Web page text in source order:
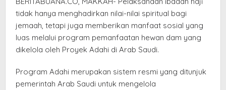
tidak hanya menghadirkan nilai-nilai spiritual bagi
jemaah, tetapi juga memberikan manfaat sosial yang
luas melalui program pemanfaatan hewan dam yang
dikelola oleh Proyek Adahi di Arab Saudi.
Program Adahi merupakan sistem resmi yang ditunjuk
pemerintah Arab Saudi untuk mengelola